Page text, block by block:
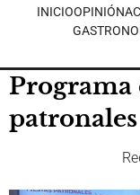
INICIOOPINIÓN
Programa